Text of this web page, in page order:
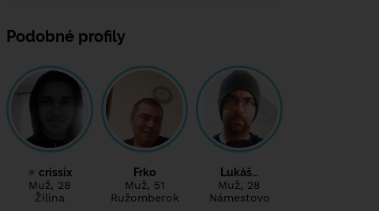
Podobné profily
crissix
Muž, 28
Žilina
Frko
Muž, 51
Ružomberok
Lukáš…
Muž, 28
Námestovo